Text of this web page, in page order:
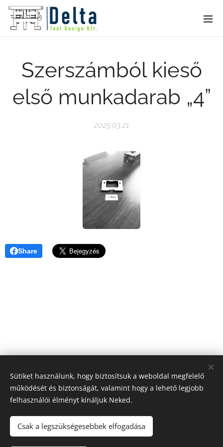
Szerszámból kieső
első munkadarab „4”
2025.03.21
Share
Sütiket használunk, hogy biztosítsuk a weboldal megfelelő
működését és biztonságát, valamint hogy a lehető legjobb
felhasználói élményt kínáljuk Neked.
Csak a legszükségesebbek elfogadása